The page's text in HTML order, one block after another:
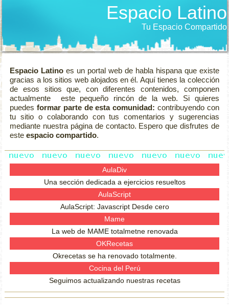
Espacio Latino
Tu Espacio Compartido
Espacio Latino es un portal web de habla hispana que existe
gracias a los sitios web alojados en él. Aquí tienes la colección
de esos sitios que, con diferentes contenidos, componen
actualmente este pequeño rincón de la web. Si quieres
puedesformar parte de esta comunidad: contribuyendo con
tu sitio o colaborando con tus comentarios y sugerencias
mediante nuestra página de contacto. Espero que disfrutes de
esteespacio compartido.
AulaDiv
Una sección dedicada a ejercicios resueltos
AulaScript
AulaScript: Javascript Desde cero
Mame
La web de MAME totalmetne renovada
OKRecetas
Okrecetas se ha renovado totalmente.
Cocina del Perú
Seguimos actualizando nuestras recetas